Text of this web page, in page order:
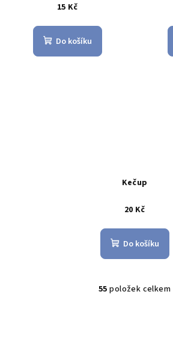
15 Kč
Do košíku
Kečup
20 Kč
Do košíku
O
55 položek celkem